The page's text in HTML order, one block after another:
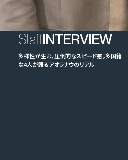
StaffINTERVIEW
多様性が生む、圧倒的なスピード感。多国籍
な4人が語るアオラナウのリアル